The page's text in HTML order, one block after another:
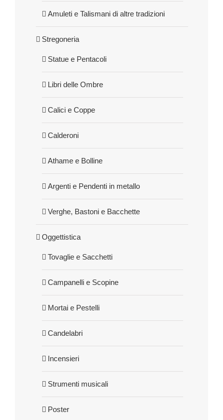
Amuleti e Talismani di altre tradizioni
Stregoneria
Statue e Pentacoli
Libri delle Ombre
Calici e Coppe
Calderoni
Athame e Bolline
Argenti e Pendenti in metallo
Verghe, Bastoni e Bacchette
Oggettistica
Tovaglie e Sacchetti
Campanelli e Scopine
Mortai e Pestelli
Candelabri
Incensieri
Strumenti musicali
Poster